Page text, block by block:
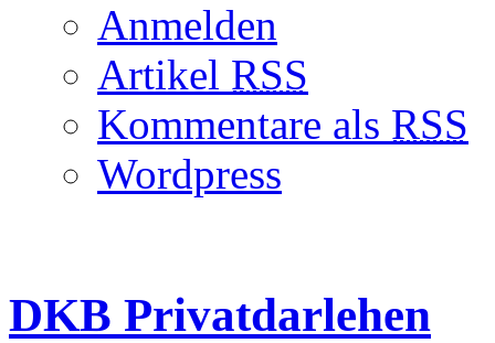
Anmelden
Artikel RSS
Kommentare als RSS
Wordpress
DKB Privatdarlehen